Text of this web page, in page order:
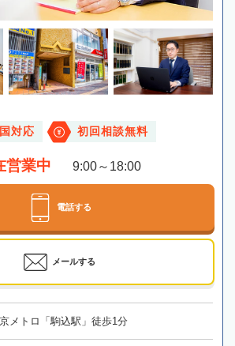
対応 初回相談無料
営業中 9:00～18:00
電話する
メールする
メトロ「駒込駅」徒歩1分